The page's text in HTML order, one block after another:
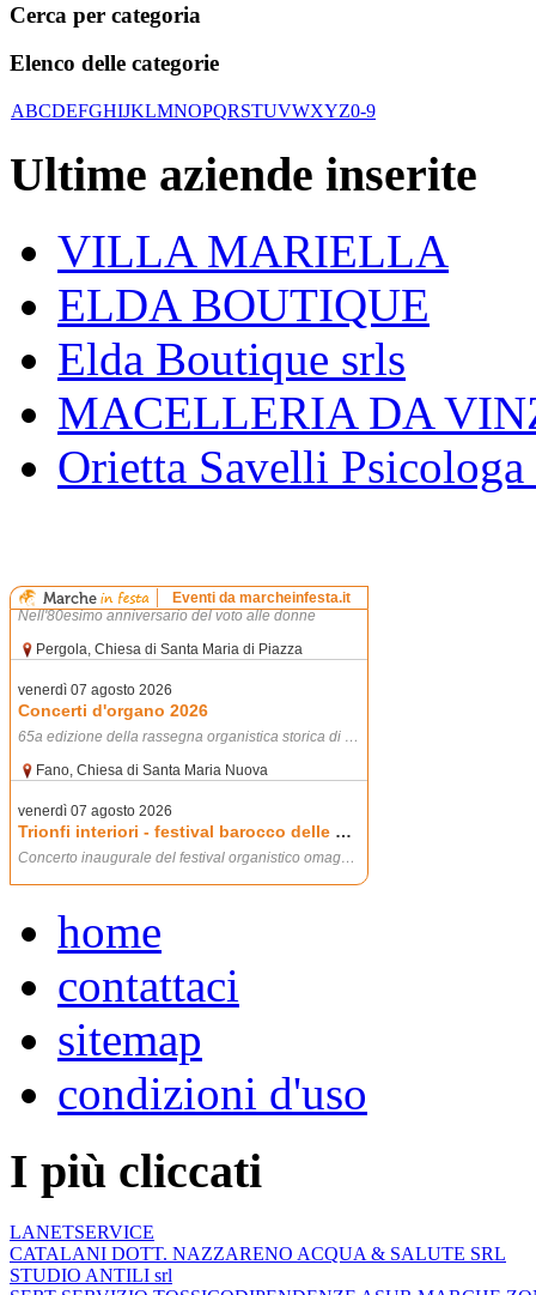
Cerca per categoria
Elenco delle categorie
ABCDEFGHIJKLMNOPQRSTUVWXYZ0-9
Ultime aziende inserite
VILLA MARIELLA
ELDA BOUTIQUE
Elda Boutique srls
MACELLERIA DA
Orietta Savelli Psicologa
home
contattaci
sitemap
condizioni d'uso
I più cliccati
LANETSERVICE
CATALANI DOTT. NAZZARENO ACQUA & SALUTE SRL
STUDIO ANTILI srl